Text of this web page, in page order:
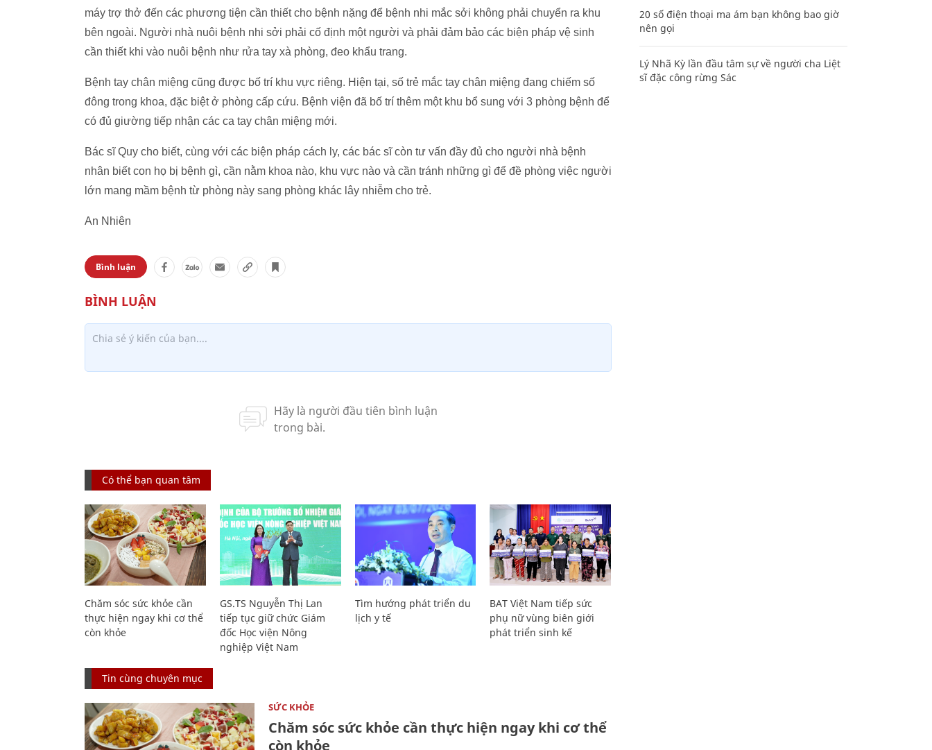
máy trợ thở đến các phương tiện cần thiết cho bệnh nặng để bệnh nhi mắc sởi không phải chuyển ra khu
bên ngoài. Người nhà nuôi bệnh nhi sởi phải cố định một người và phải đảm bảo các biện pháp vệ sinh
cần thiết khi vào nuôi bệnh như rửa tay xà phòng, đeo khẩu trang.
Bệnh tay chân miệng cũng được bố trí khu vực riêng. Hiện tại, số trẻ mắc tay chân miệng đang chiếm số
đông trong khoa, đặc biệt ở phòng cấp cứu. Bệnh viện đã bố trí thêm một khu bổ sung với 3 phòng bệnh để
có đủ giường tiếp nhận các ca tay chân miệng mới.
Bác sĩ Quy cho biết, cùng với các biện pháp cách ly, các bác sĩ còn tư vấn đầy đủ cho người nhà bệnh
nhân biết con họ bị bệnh gì, cần nằm khoa nào, khu vực nào và cần tránh những gì để đề phòng việc người
lớn mang mầm bệnh từ phòng này sang phòng khác lây nhiễm cho trẻ.
An Nhiên
Bình luận
Có thể bạn quan tâm
Chăm sóc sức khỏe cần
thực hiện ngay khi cơ thể
còn khỏe
GS.TS Nguyễn Thị Lan
tiếp tục giữ chức Giám
đốc Học viện Nông
nghiệp Việt Nam
Tìm hướng phát triển du
lịch y tế
BAT Việt Nam tiếp sức
phụ nữ vùng biên giới
phát triển sinh kế
Tin cùng chuyên mục
SỨC KHỎE
Chăm sóc sức khỏe cần thực hiện ngay khi cơ thể
còn khỏe
20 số điện thoại ma ám bạn không bao giờ
nên gọi
Lý Nhã Kỳ lần đầu tâm sự về người cha Liệt
sĩ đặc công rừng Sác